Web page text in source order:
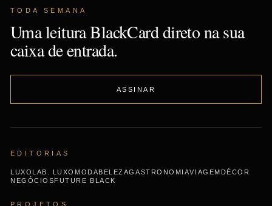
TODA SEMANA
Uma leitura BlackCard direto na sua
caixa de entrada.
ASSINAR
EDITORIAS
LUXO LAB. LUXO MODA BELEZAGASTRONOMIAVIAGEM DÉCOR
NEGÓCIOS FUTURE BLACK
PROJETOS